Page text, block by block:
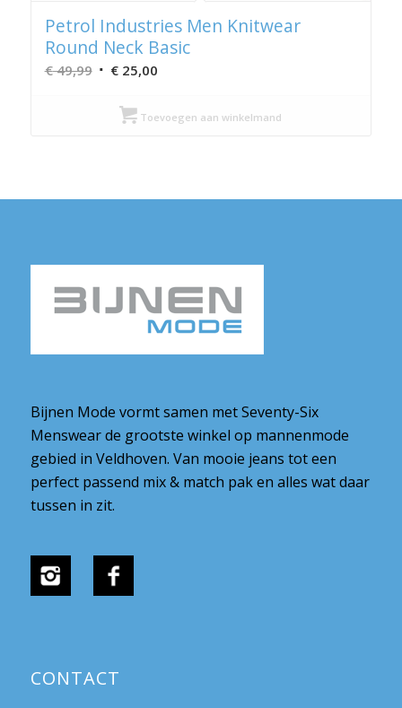
Petrol Industries Men Knitwear
Round Neck Basic
€49,99 Oorspronkelijke
was:
€25,00Huidige
is:
Toevoegen aan winkelmand
Bijnen Mode vormt samen met Seventy-Six
Menswear de grootste winkel op mannenmode
gebied in Veldhoven. Van mooie jeans tot een
perfect passend mix & match pak en alles wat daar
tussen in zit.
CONTACT